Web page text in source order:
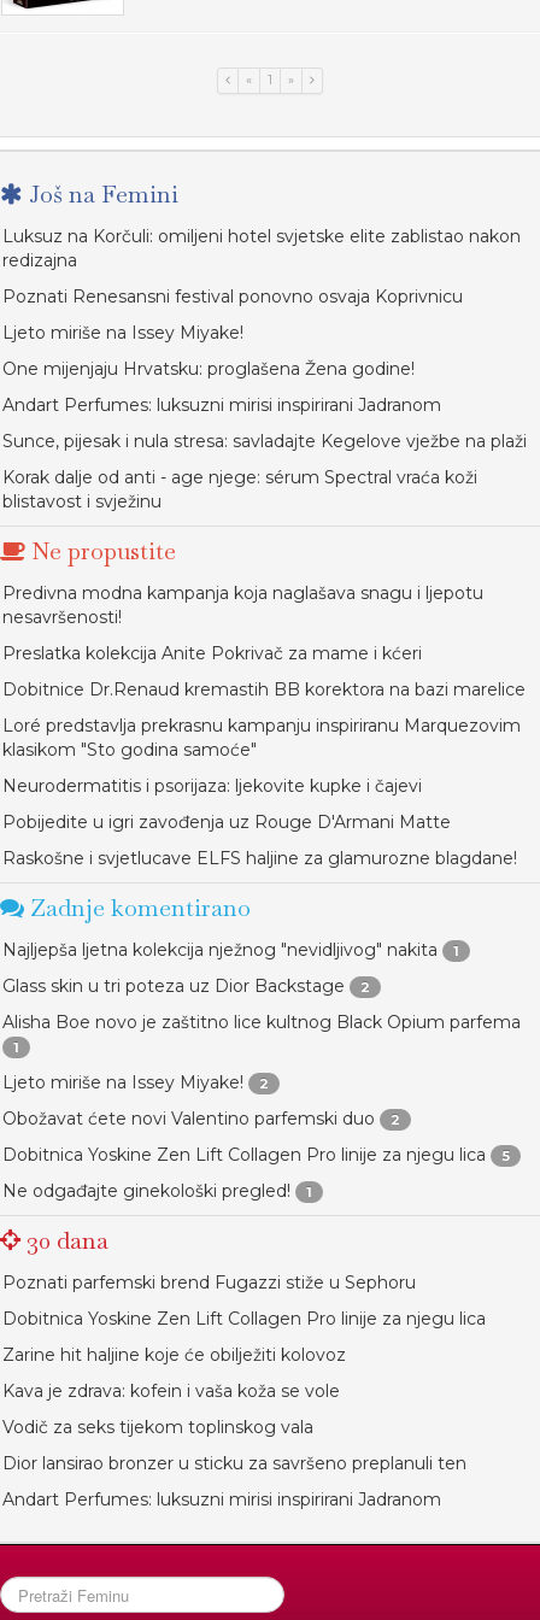
« 1 »
Još na Femini
Luksuz na Korčuli: omiljeni hotel svjetske elite zablistao nakon
redizajna
Poznati Renesansni festival ponovno osvaja Koprivnicu
Ljeto miriše na Issey Miyake!
One mijenjaju Hrvatsku: proglašena Žena godine!
Andart Perfumes: luksuzni mirisi inspirirani Jadranom
Sunce, pijesak i nula stresa: savladajte Kegelove vježbe na plaži
Korak dalje od anti - age njege: sérum Spectral vraća koži
blistavost i svježinu
Ne propustite
Predivna modna kampanja koja naglašava snagu i ljepotu
nesavršenosti!
Preslatka kolekcija Anite Pokrivač za mame i kćeri
Dobitnice Dr.Renaud kremastih BB korektora na bazi marelice
Loré predstavlja prekrasnu kampanju inspiriranu Marquezovim
klasikom "Sto godina samoće"
Neurodermatitis i psorijaza: ljekovite kupke i čajevi
Pobijedite u igri zavođenja uz Rouge D'Armani Matte
Raskošne i svjetlucave ELFS haljine za glamurozne blagdane!
Zadnje komentirano
Najljepša ljetna kolekcija nježnog "nevidljivog" nakita 1
Glass skin u tri poteza uz Dior Backstage 2
Alisha Boe novo je zaštitno lice kultnog Black Opium parfema
1
Ljeto miriše na Issey Miyake! 2
Obožavat ćete novi Valentino parfemski duo 2
Dobitnica Yoskine Zen Lift Collagen Pro linije za njegu lica 5
Ne odgađajte ginekološki pregled! 1
30 dana
Poznati parfemski brend Fugazzi stiže u Sephoru
Dobitnica Yoskine Zen Lift Collagen Pro linije za njegu lica
Zarine hit haljine koje će obilježiti kolovoz
Kava je zdrava: kofein i vaša koža se vole
Vodič za seks tijekom toplinskog vala
Dior lansirao bronzer u sticku za savršeno preplanuli ten
Andart Perfumes: luksuzni mirisi inspirirani Jadranom